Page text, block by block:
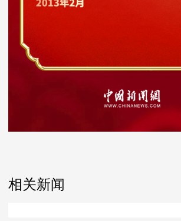
相关新闻